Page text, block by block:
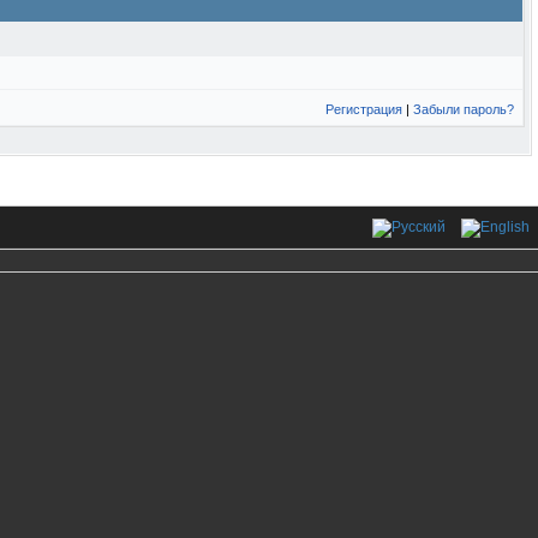
Регистрация | Забыли пароль?